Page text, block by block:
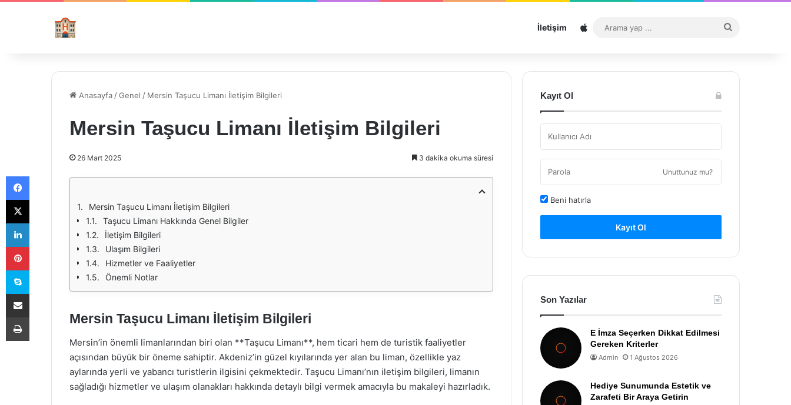
İletişim Sitemap
...
Anasayfa /Genel / Mersin Taşucu Limanı İletişim Bilgileri
Mersin Taşucu Limanı İletişim Bilgileri
26 Mart 2025 3 dakika okuma süresi
Mersin Taşucu Limanı İletişim Bilgileri
Taşucu Limanı Hakkında Genel Bilgiler
İletişim Bilgileri
Ulaşım Bilgileri
Hizmetler ve Faaliyetler
Önemli Notlar
Mersin Taşucu Limanı İletişim Bilgileri
Mersin’in önemli limanlarından biri olan **Taşucu Limanı**, hem ticari hem de turistik faaliyetler
açısından büyük bir öneme sahiptir. Akdeniz’in güzel kıyılarında yer alan bu liman, özellikle yaz
aylarında yerli ve yabancı turistlerin ilgisini çekmektedir. Taşucu Limanı’nın iletişim bilgileri, limanın
sağladığı hizmetler ve ulaşım olanakları hakkında detaylı bilgi vermek amacıyla bu makaleyi hazırladık.
Kayıt Ol
Unuttunuz mu?
Beni hatırla
Kayıt Ol
Son Yazılar
E İmza Seçerken Dikkat Edilmesi
Gereken Kriterler
Admin 1 Ağustos 2026
Hediye Sunumunda Estetik ve
Zarafeti Bir Araya Getirin
Facebook
X
LinkedIn
Pinterest
Skype
E-Posta ile paylaş